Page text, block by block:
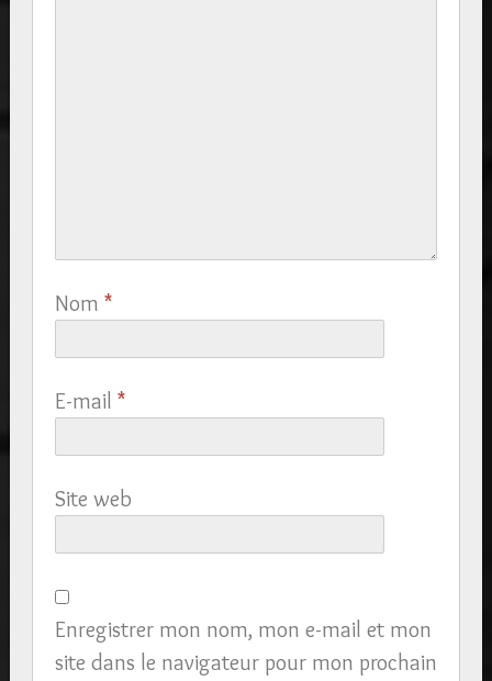
Nom *
E-mail *
Site web
Enregistrer mon nom, mon e-mail et mon
site dans le navigateur pour mon prochain